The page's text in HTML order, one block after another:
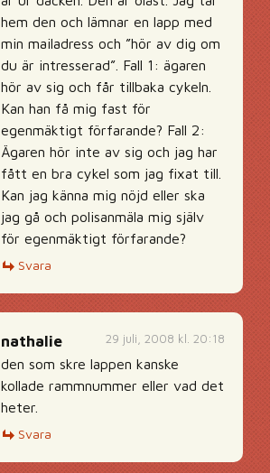
hem den och lämnar en lapp med
min mailadress och ”hör av dig om
du är intresserad”. Fall 1: ägaren
hör av sig och får tillbaka cykeln.
Kan han få mig fast för
egenmäktigt förfarande? Fall 2:
Ägaren hör inte av sig och jag har
fått en bra cykel som jag fixat till.
Kan jag känna mig nöjd eller ska
jag gå och polisanmäla mig själv
för egenmäktigt förfarande?
Svara
29 juli, 2008 kl. 20:18
nathalie
den som skre lappen kanske
kollade rammnummer eller vad det
heter.
Svara